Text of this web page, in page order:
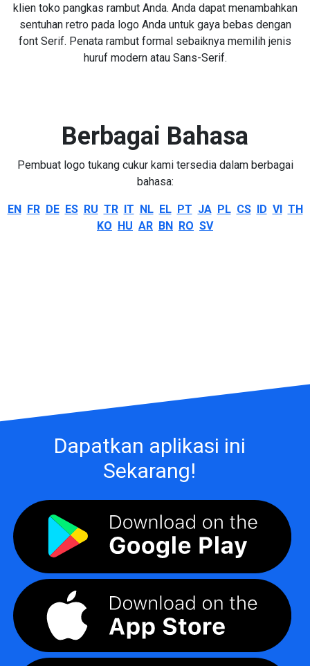
klien toko pangkas rambut Anda. Anda dapat menambahkan
sentuhan retro pada logo Anda untuk gaya bebas dengan
font Serif. Penata rambut formal sebaiknya memilih jenis
huruf modern atau Sans-Serif.
Berbagai Bahasa
Pembuat logo tukang cukur kami tersedia dalam berbagai
bahasa:
EN FR DE ES RU TR IT NL EL PT JA PL CS ID VI TH
KO HU AR BN RO SV
Dapatkan aplikasi ini
Sekarang!